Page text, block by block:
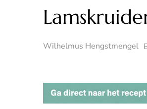
Wilhelmus Hengstmengel